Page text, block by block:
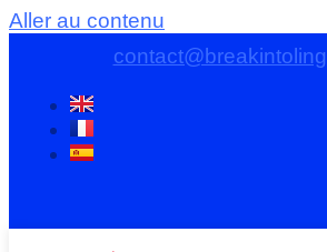
Aller au contenu